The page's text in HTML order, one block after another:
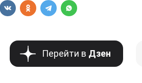
Перейти в Дзен